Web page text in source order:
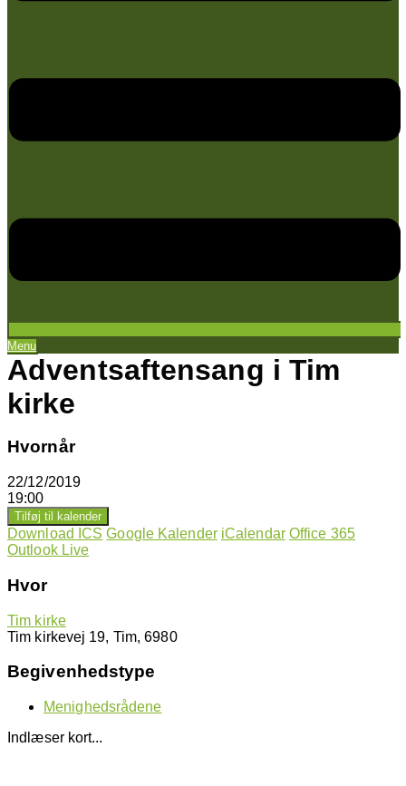
Menu
Adventsaftensang i Tim
kirke
Hvornår
22/12/2019
19:00
Tilføj til kalender
Download ICS Google Kalender iCalendar Office 365
Outlook Live
Hvor
Tim kirke
Tim kirkevej 19, Tim, 6980
Begivenhedstype
Menighedsrådene
Indlæser kort...